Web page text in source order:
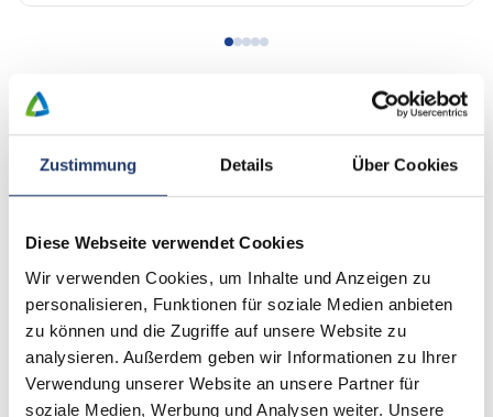
Zustimmung Details Über Cookies
Diese Webseite verwendet Cookies
Wir verwenden Cookies, um Inhalte und Anzeigen zu
personalisieren, Funktionen für soziale Medien anbieten
zu können und die Zugriffe auf unsere Website zu
analysieren. Außerdem geben wir Informationen zu Ihrer
Verwendung unserer Website an unsere Partner für
soziale Medien, Werbung und Analysen weiter. Unsere
På dette tidspunkt finder du et eksternt
Mapbox-kort.
Mapbox-kort er eksternt indhold. Det betyder, at
personlige data kan overføres til
tredjepartsplatforme. Accepter marketingcookies for